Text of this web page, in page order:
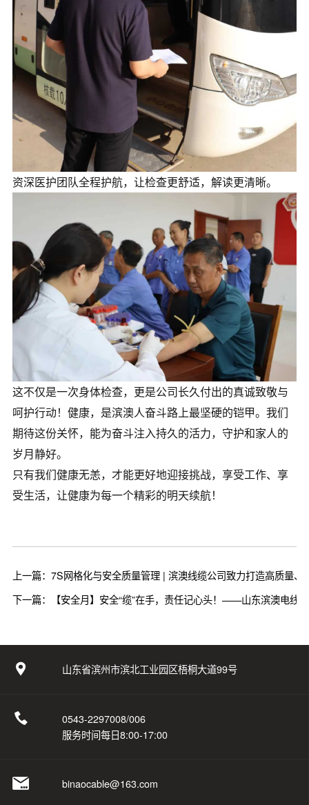
资深医护团队全程护航，让检查更舒适，解读更清晰。
这不仅是一次身体检查，更是公司长久付出的真诚致敬与
呵护行动！健康，是滨澳人奋斗路上最坚硬的铠甲。我们
期待这份关怀，能为奋斗注入持久的活力，守护和家人的
岁月静好。
只有我们健康无恙，才能更好地迎接挑战，享受工作、享
受生活，让健康为每一个精彩的明天续航！
上一篇：7S网格化与安全质量管理 | 滨澳线缆公司致力打造高质量
下一篇：【安全月】安全“缆”在手，责任记心头！——山东滨澳电线
山东省滨州市滨北工业园区梧桐大道99号
0543-2297008/006
服务时间每日8:00-17:00
binaocable@163.com